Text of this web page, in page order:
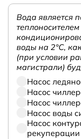
Вода является
воды на 2°С,
(при условии
магистрали)
Насос
Насос
Насос
Насос воды
Насос